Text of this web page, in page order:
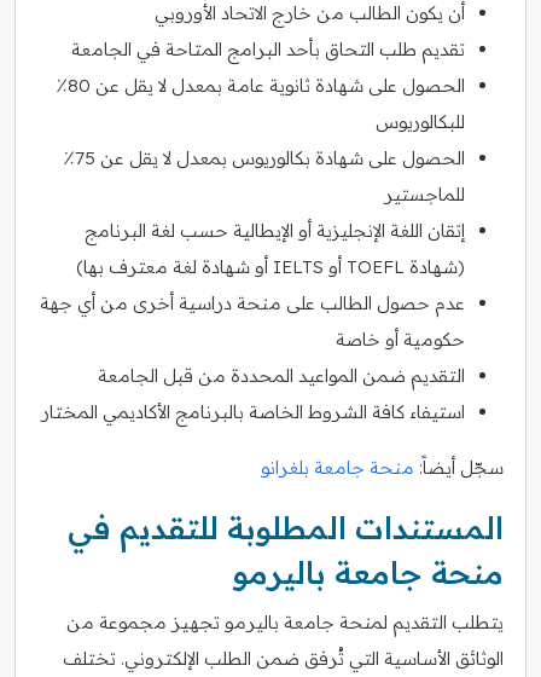
أن يكون الطالب من خارج الاتحاد الأوروبي
تقديم طلب التحاق بأحد البرامج المتاحة في الجامعة
الحصول على شهادة ثانوية عامة بمعدل لا يقل عن 80٪
للبكالوريوس
الحصول على شهادة بكالوريوس بمعدل لا يقل عن 75٪
للماجستير
إتقان اللغة الإنجليزية أو الإيطالية حسب لغة البرنامج
(شهادة TOEFL أو IELTS أو شهادة لغة معترف بها)
عدم حصول الطالب على منحة دراسية أخرى من أي جهة
حكومية أو خاصة
التقديم ضمن المواعيد المحددة من قبل الجامعة
استيفاء كافة الشروط الخاصة بالبرنامج الأكاديمي المختار
سجّل أيضاً: منحة جامعة بلغرانو
المستندات المطلوبة للتقديم في
منحة جامعة باليرمو
يتطلب التقديم لمنحة جامعة باليرمو تجهيز مجموعة من
الوثائق الأساسية التي تُرفق ضمن الطلب الإلكتروني. تختلف